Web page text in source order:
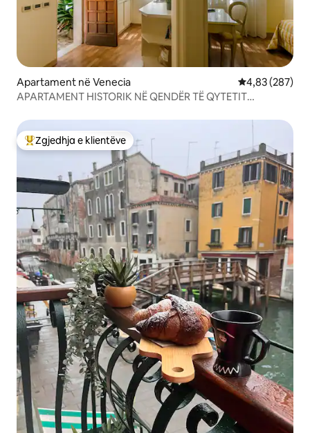
Apartament në Venecia Vlerësimi
4,83 (287)
APARTAMENT HISTORIK NË QENDËR TË QYTETIT
Më të mirat e zgjedhjeve të klientëve
Zgjedhja e klientëve